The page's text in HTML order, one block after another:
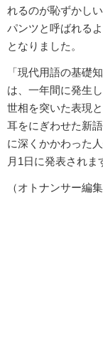
れるのが恥ずかし
パンツと呼ばれる
となりました。
「現代用語の基礎
は、一年間に発生
世相を突いた表現
耳をにぎわせた新
に深くかかわった
月1日に発表されま
（オトナンサー編集